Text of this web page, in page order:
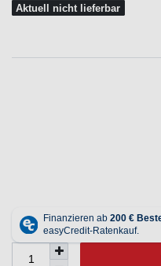
Aktuell nicht lieferbar